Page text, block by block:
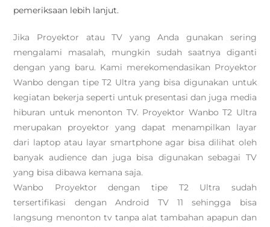
pemeriksaan lebih lanjut.
Jika Proyektor atau TV yang Anda gunakan sering
mengalami masalah, mungkin sudah saatnya diganti
dengan yang baru. Kami merekomendasikan Proyektor
Wanbo dengan tipe T2 Ultra yang bisa digunakan untuk
kegiatan bekerja seperti untuk presentasi dan juga media
hiburan untuk menonton TV. Proyektor Wanbo T2 Ultra
merupakan proyektor yang dapat menampilkan layar
dari laptop atau layar smartphone agar bisa dilihat oleh
banyak audience dan juga bisa digunakan sebagai TV
yang bisa dibawa kemana saja.
Wanbo Proyektor dengan tipe T2 Ultra sudah
tersertifikasi dengan Android TV 11 sehingga bisa
langsung menonton tv tanpa alat tambahan apapun dan